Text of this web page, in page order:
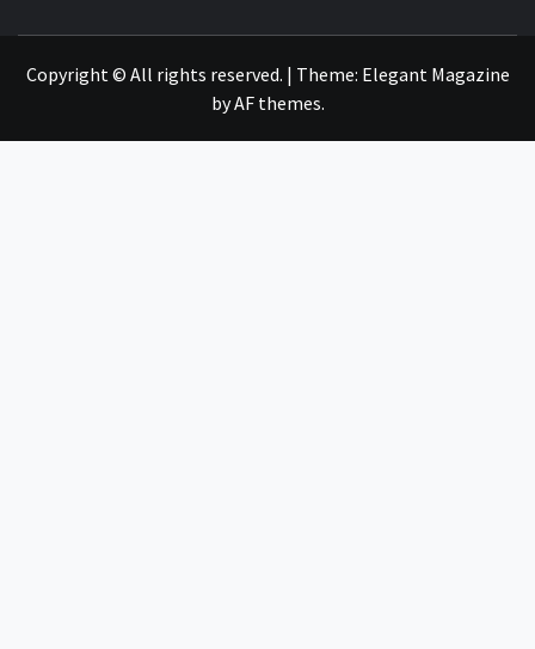
Copyright © All rights reserved. | Theme: Elegant Magazine
byAF themes.